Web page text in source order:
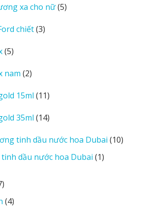
xa cho nữ 55
chiết 33
55
phẩm
nam 22
phẩm
15ml 1111
phẩm
35ml 1414
phẩm
tinh dầu nước hoa Dubai 1010
dầu nước hoa Dubai 11
37
sản
phẩm
44